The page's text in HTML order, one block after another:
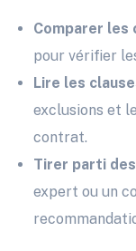
Comparer
pour vérifier
Lire les
exclusions et
contrat.
Tirer parti
expert ou un